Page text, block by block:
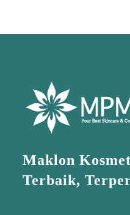
Maklon
Terbaik,